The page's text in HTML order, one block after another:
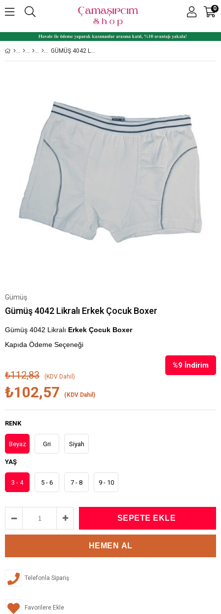
0
GÜMÜŞ 4042 LIKRALI ERKEK ÇOCUK BOXER
Gümüş
Gümüş 4042 Likralı Erkek Çocuk Boxer
Gümüş 4042 Likralı Erkek Çocuk Boxer
Kapıda Ödeme Seçeneği
%9 İndirim
₺112,83 (KDV Dahil)
₺102,57 (KDV Dahil)
RENK
Beyaz Gri Siyah
YAŞ
3 - 4 5 - 6 7 - 8 9 - 10
Telefonla Sipariş
Favorilere Ekle